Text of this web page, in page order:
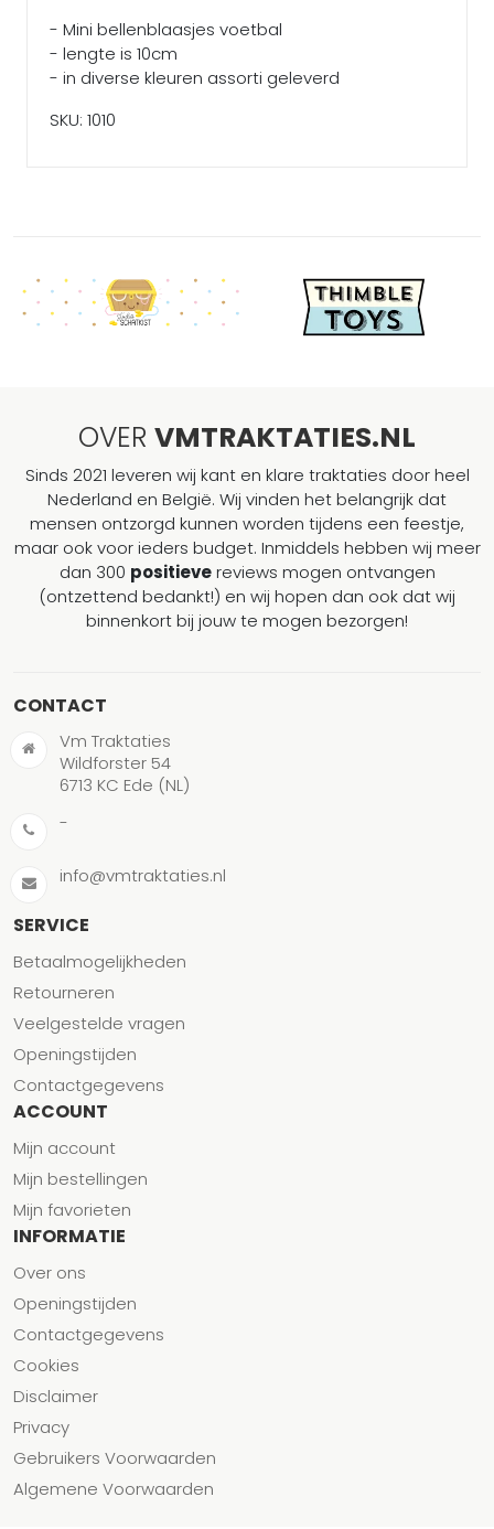
- Mini bellenblaasjes voetbal
- lengte is 10cm
- in diverse kleuren assorti geleverd
SKU: 1010
OVER VMTRAKTATIES.NL
Sinds 2021 leveren wij kant en klare traktaties door heel
Nederland en België. Wij vinden het belangrijk dat
mensen ontzorgd kunnen worden tijdens een feestje,
maar ook voor ieders budget. Inmiddels hebben wij meer
dan 300 positievereviews mogen ontvangen
(ontzettend bedankt!) en wij hopen dan ook dat wij
binnenkort bij jouw te mogen bezorgen!
CONTACT
Vm Traktaties
Wildforster 54
6713 KC Ede (NL)
-
info@vmtraktaties.nl
SERVICE
Betaalmogelijkheden
Retourneren
Veelgestelde vragen
Openingstijden
Contactgegevens
ACCOUNT
Mijn account
Mijn bestellingen
Mijn favorieten
INFORMATIE
Over ons
Openingstijden
Contactgegevens
Cookies
Disclaimer
Privacy
Gebruikers Voorwaarden
Algemene Voorwaarden